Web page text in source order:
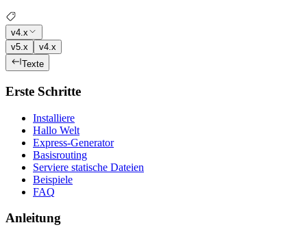
v4.x
v5.x
v4.x
Texte
Erste Schritte
Installiere
Hallo Welt
Express-Generator
Basisrouting
Serviere statische Dateien
Beispiele
FAQ
Anleitung